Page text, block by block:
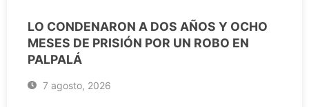
LO CONDENARON A DOS AÑOS Y OCHO
MESES DE PRISIÓN POR UN ROBO EN
PALPALÁ
7 agosto, 2026